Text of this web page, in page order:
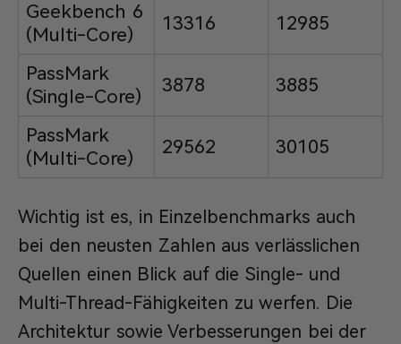
Geekbench 6
(Multi-Core)
13316 12985
PassMark
(Single-Core)
3878 3885
PassMark
(Multi-Core)
29562 30105
Wichtig ist es, in Einzelbenchmarks auch
bei den neusten Zahlen aus verlässlichen
Quellen einen Blick auf die Single- und
Multi-Thread-Fähigkeiten zu werfen. Die
Architektur sowie Verbesserungen bei der